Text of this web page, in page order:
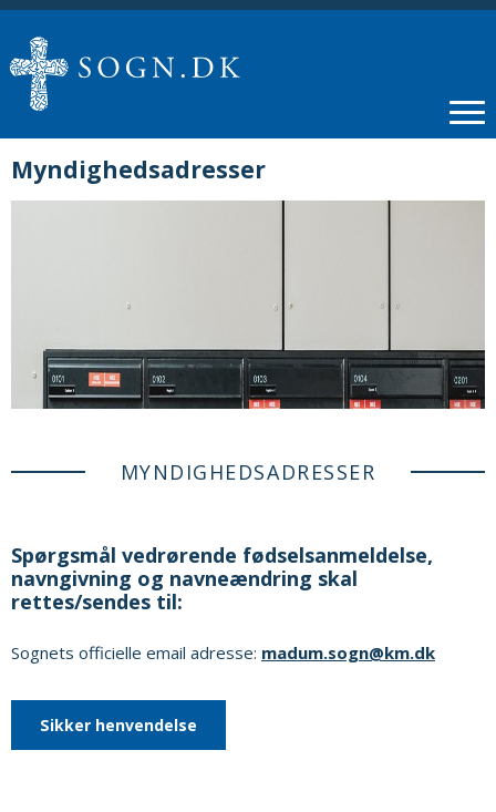
Myndighedsadresser
MYNDIGHEDSADRESSER
Spørgsmål vedrørende fødselsanmeldelse,
navngivning og navneændring skal
rettes/sendes til:
Sognets officielle email adresse: madum.sogn@km.dk
Sikker henvendelse